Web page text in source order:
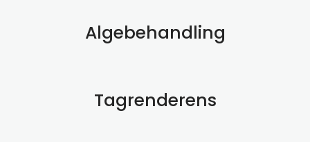
Algebehandling
Tagrenderens